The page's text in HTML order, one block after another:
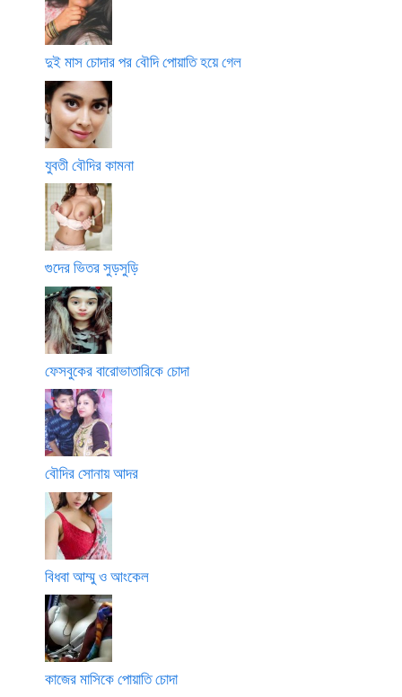
দুই মাস চোদার পর বৌদি পোয়াতি হয়ে গেল
যুবতী বৌদির কামনা
গুদের ভিতর সুড়সুড়ি
ফেসবুকের বারোভাতারিকে চোদা
বৌদির সোনায় আদর
বিধবা আম্মু ও আংকেল
কাজের মাসিকে পোয়াতি চোদা